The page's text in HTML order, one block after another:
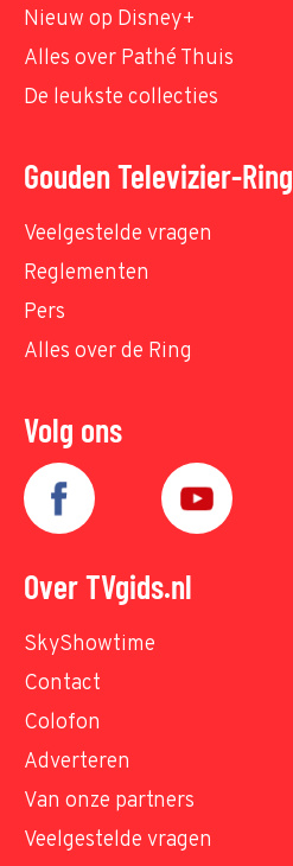
Nieuw op Disney+
Alles over Pathé Thuis
De leukste collecties
Gouden Televizier-Ring
Veelgestelde vragen
Reglementen
Pers
Alles over de Ring
Volg ons
Over TVgids.nl
SkyShowtime
Contact
Colofon
Adverteren
Van onze partners
Veelgestelde vragen